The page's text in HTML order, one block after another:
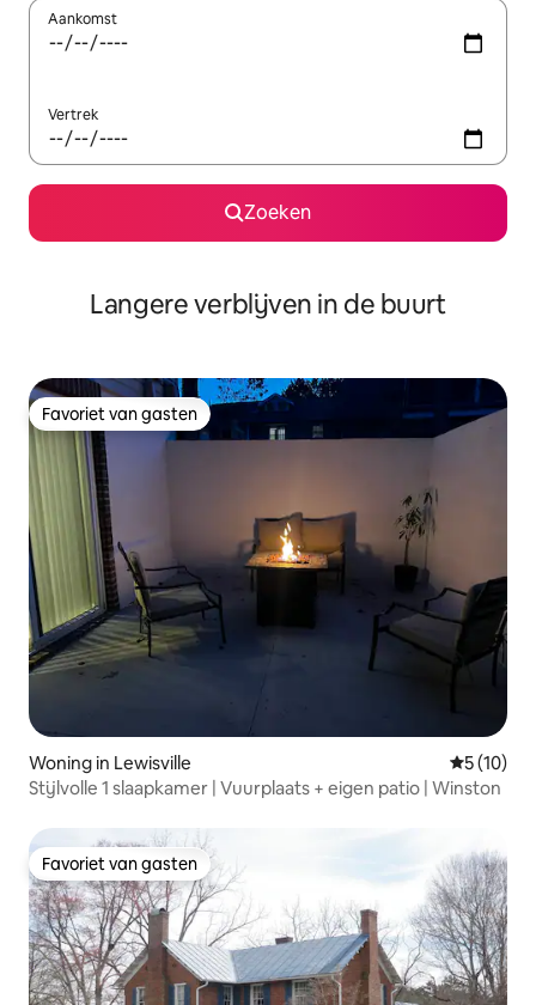
Aankomst
Vertrek
Zoeken
Langere verblijven in de buurt
Favoriet van gasten
Favoriet van gasten
Woning in Lewisville
5 (10)
Stijlvolle 1 slaapkamer | Vuurplaats + eigen patio | Winston
Favoriet van gasten
Favoriet van gasten